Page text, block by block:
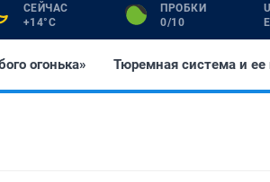
СЕЙЧАС
+14°С
ПРОБКИ
0/10
огонька» Тюремная система и